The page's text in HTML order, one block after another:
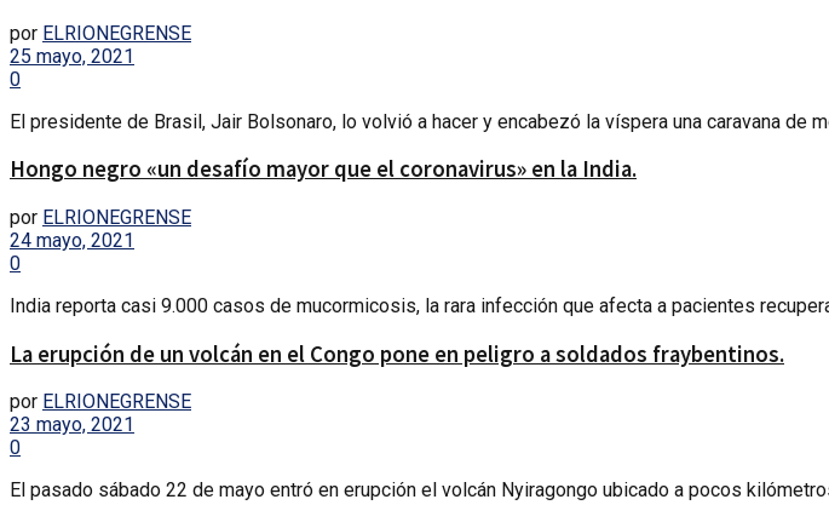
por ELRIONEGRENSE
25 mayo, 2021
0
El presidente de Brasil, Jair Bolsonaro, lo volvió a hacer y encabezó la víspera una caravana de
Hongo negro «un desafío mayor que el coronavirus» en la India.
por ELRIONEGRENSE
24 mayo, 2021
0
India reporta casi 9.000 casos de mucormicosis, la rara infección que afecta a pacientes
La erupción de un volcán en el Congo pone en peligro a soldados fraybentinos.
por ELRIONEGRENSE
23 mayo, 2021
0
El pasado sábado 22 de mayo entró en erupción el volcán Nyiragongo ubicado a pocos